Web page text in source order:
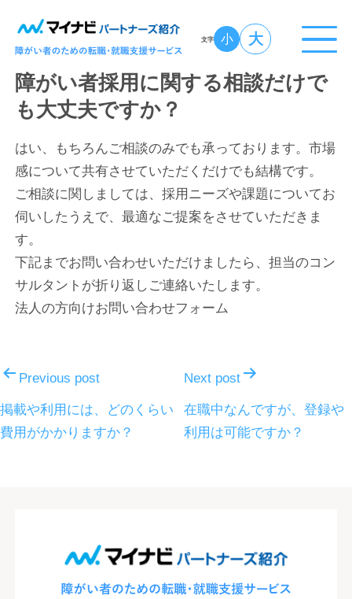
文字 小 大
障がい者採用に関する相談だけで
も大丈夫ですか？
はい、もちろんご相談のみでも承っております。市場
感について共有させていただくだけでも結構です。
ご相談に関しましては、採用ニーズや課題についてお
伺いしたうえで、最適なご提案をさせていただきま
す。
下記までお問い合わせいただけましたら、担当のコン
サルタントが折り返しご連絡いたします。
法人の方向けお問い合わせフォーム
稿
ナ
ビ
Previous post
掲載や利用には、どのくらい
費用がかかりますか？
Next post
在職中なんですが、登録や
利用は可能ですか？